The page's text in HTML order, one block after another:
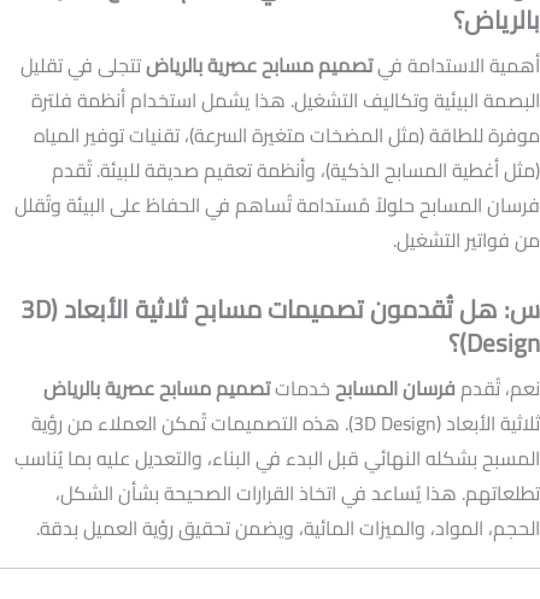
بالرياض؟
أهمية الاستدامة فيتصميم مسابح عصرية بالرياضتتجلى في تقليل
البصمة البيئية وتكاليف التشغيل. هذا يشمل استخدام أنظمة فلترة
موفرة للطاقة (مثل المضخات متغيرة السرعة)، تقنيات توفير المياه
(مثل أغطية المسابح الذكية)، وأنظمة تعقيم صديقة للبيئة. تُقدم
فرسان المسابح حلولاً مُستدامة تُساهم في الحفاظ على البيئة وتُقلل
من فواتير التشغيل.
س: هل تُقدمون تصميمات مسابح ثلاثية الأبعاد (3D
Design)؟
نعم، تُقدمفرسان المسابحخدماتتصميم مسابح عصرية بالرياض
ثلاثية الأبعاد (3D Design). هذه التصميمات تُمكن العملاء من رؤية
المسبح بشكله النهائي قبل البدء في البناء، والتعديل عليه بما يُناسب
تطلعاتهم. هذا يُساعد في اتخاذ القرارات الصحيحة بشأن الشكل،
الحجم، المواد، والميزات المائية، ويضمن تحقيق رؤية العميل بدقة.